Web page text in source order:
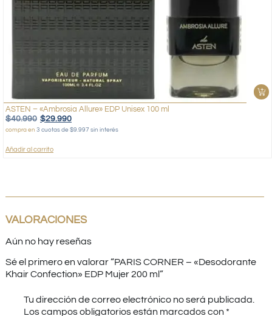
ASTEN – «Ambrosia Allure» EDP Unisex 100 ml
$40.990 $29.990
compra en 3 cuotas de $9.997 sin interés
Añadir al carrito
VALORACIONES
Aún no hay reseñas
Sé el primero en valorar “PARIS CORNER – «Desodorante
Khair Confection» EDP Mujer 200 ml”
Tu dirección de correo electrónico no será publicada.
Los campos obligatorios están marcados con *